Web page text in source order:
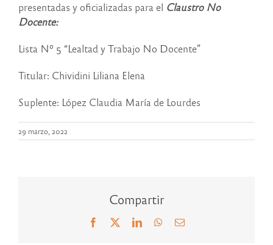
presentadas y oficializadas para el Claustro No
Docente:
Lista Nº 5 “Lealtad y Trabajo No Docente”
Titular: Chividini Liliana Elena
Suplente: López Claudia María de Lourdes
29 marzo, 2022
Compartir
Facebook LinkedInWhatsApp
Correo